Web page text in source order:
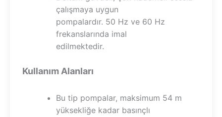
çalışmaya uygun
pompalardır. 50 Hz ve 60 Hz
frekanslarında imal
edilmektedir.
Kullanım Alanları
Bu tip pompalar, maksimum 54 m
yüksekliğe kadar basınçlı